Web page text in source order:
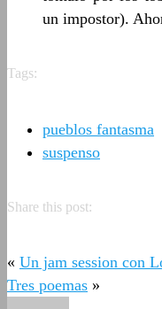
un impostor).
Tags:
pueblos fantasma
suspenso
Share this post:
« Un jam session con
Tres poemas »